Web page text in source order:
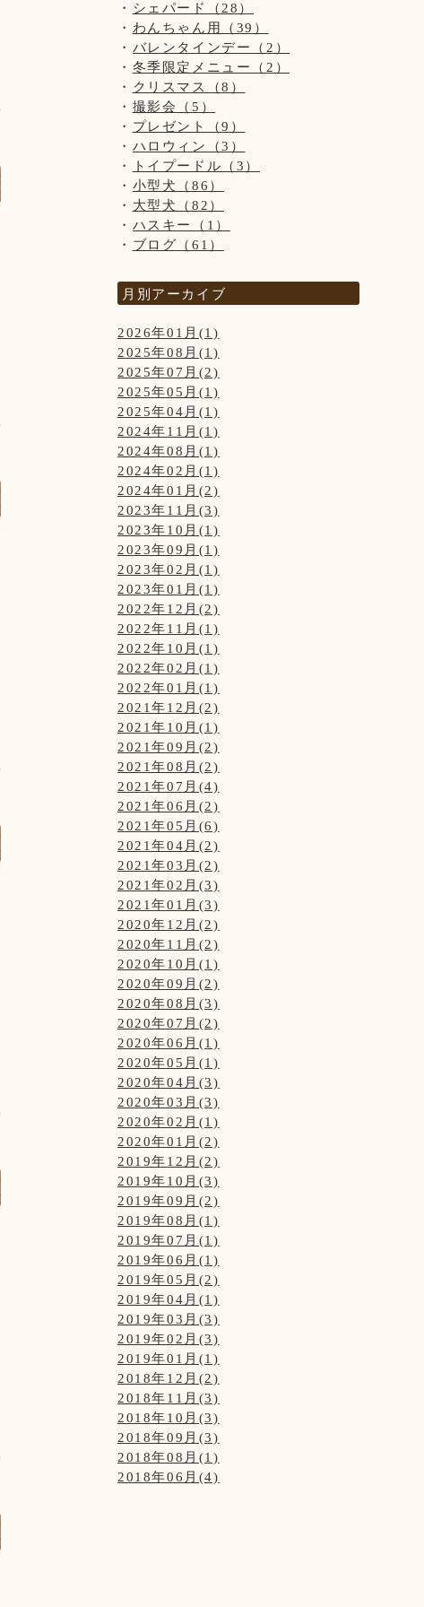
シェパード（28）
わんちゃん用（39）
バレンタインデー（2）
冬季限定メニュー（2）
クリスマス（8）
撮影会（5）
プレゼント（9）
ハロウィン（3）
トイプードル（3）
小型犬（86）
大型犬（82）
ハスキー（1）
ブログ（61）
月別アーカイブ
2026年01月(1)
2025年08月(1)
2025年07月(2)
2025年05月(1)
2025年04月(1)
2024年11月(1)
2024年08月(1)
2024年02月(1)
2024年01月(2)
2023年11月(3)
2023年10月(1)
2023年09月(1)
2023年02月(1)
2023年01月(1)
2022年12月(2)
2022年11月(1)
2022年10月(1)
2022年02月(1)
2022年01月(1)
2021年12月(2)
2021年10月(1)
2021年09月(2)
2021年08月(2)
2021年07月(4)
2021年06月(2)
2021年05月(6)
2021年04月(2)
2021年03月(2)
2021年02月(3)
2021年01月(3)
2020年12月(2)
2020年11月(2)
2020年10月(1)
2020年09月(2)
2020年08月(3)
2020年07月(2)
2020年06月(1)
2020年05月(1)
2020年04月(3)
2020年03月(3)
2020年02月(1)
2020年01月(2)
2019年12月(2)
2019年10月(3)
2019年09月(2)
2019年08月(1)
2019年07月(1)
2019年06月(1)
2019年05月(2)
2019年04月(1)
2019年03月(3)
2019年02月(3)
2019年01月(1)
2018年12月(2)
2018年11月(3)
2018年10月(3)
2018年09月(3)
2018年08月(1)
2018年06月(4)